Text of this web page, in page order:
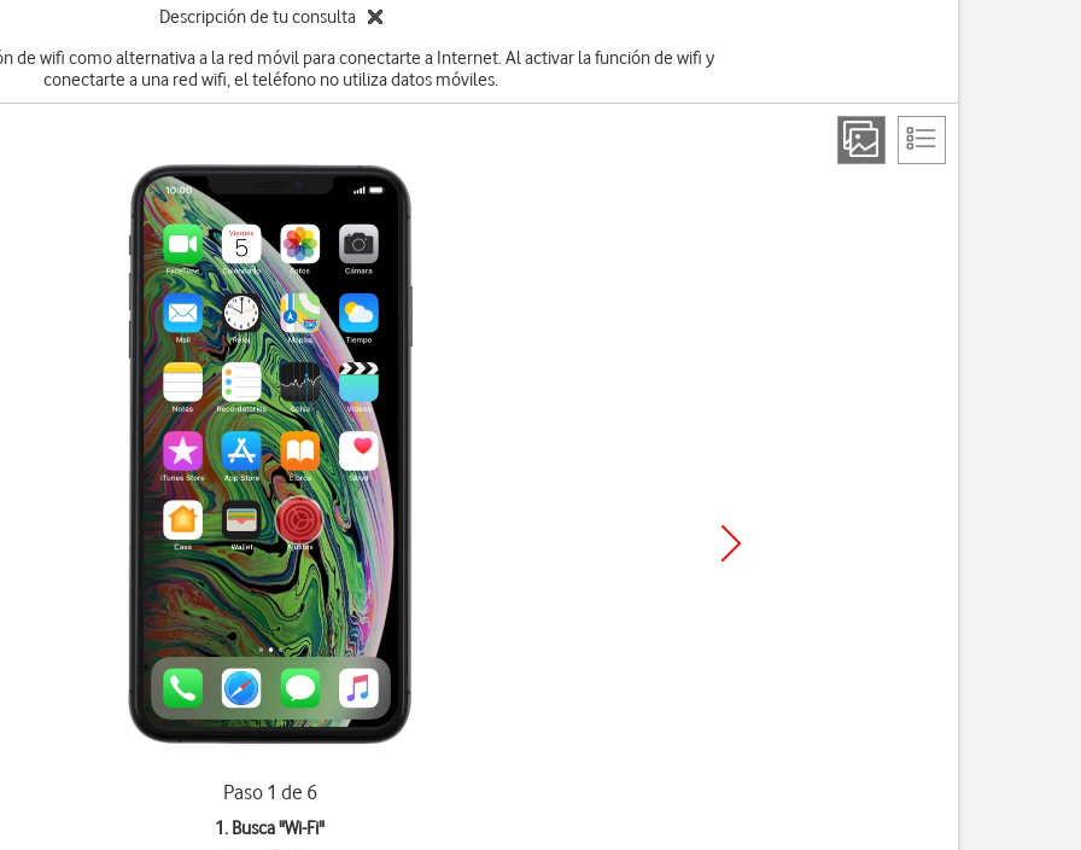
Descripción de tu consulta
de wifi como alternativa a la red móvil para conectarte a Internet. Al activar la función de wifi y
conectarte a una red wifi, el teléfono no utiliza datos móviles.
Paso 1 de 6
1. Busca "Wi-Fi"